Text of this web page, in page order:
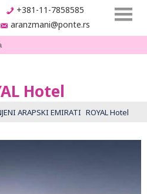
+381-11-7858585
aranzmani@ponte.rs
Hotel
ARAPSKI EMIRATI ROYAL Hotel